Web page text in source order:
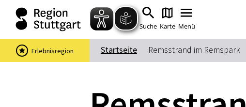
Suche Karte Menü
Startseite Remsstrand im Remspark
Erlebnisregion